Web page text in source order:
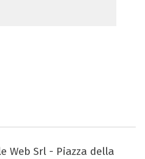
Web Srl - Piazza della